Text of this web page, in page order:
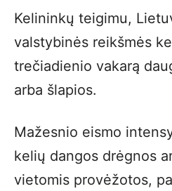
Kelininkų teigimu,
valstybinės reikšmės
trečiadienio vakarą
arba šlapios.
Mažesnio eismo
kelių dangos drėgnos
vietomis provėžotos,